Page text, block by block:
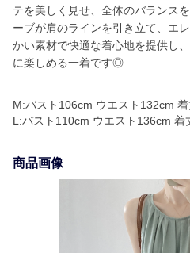
テを美しく見せ、全体のバランス
ーブが肩のラインを引き立て、エ
かい素材で快適な着心地を提供し
に楽しめる一着です◎
M:バスト106cm ウエスト132cm
L:バスト110cm ウエスト136cm 着
商品画像